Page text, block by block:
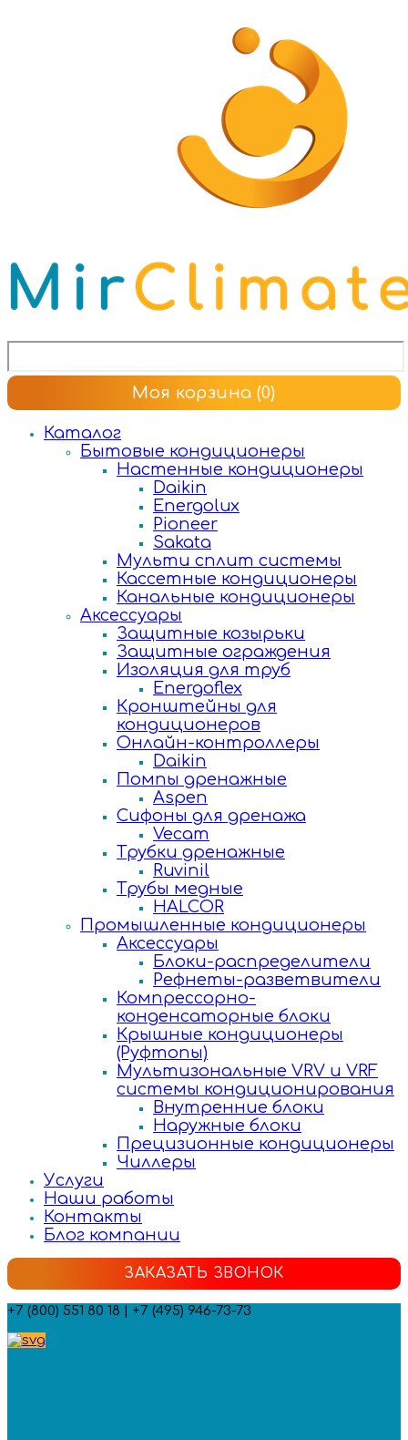
Моя корзина (0)
Каталог
Бытовые кондиционеры
Настенные кондиционеры
Daikin
Energolux
Pioneer
Sakata
Мульти сплит системы
Кассетные кондиционеры
Канальные кондиционеры
Аксессуары
Защитные козырьки
Защитные ограждения
Изоляция для труб
Energoflex
Кронштейны для
кондиционеров
Онлайн-контроллеры
Daikin
Помпы дренажные
Aspen
Сифоны для дренажа
Vecam
Трубки дренажные
Ruvinil
Трубы медные
HALCOR
Промышленные кондиционеры
Аксессуары
Блоки-распределители
Рефнеты-разветвители
Компрессорно-
конденсаторные блоки
Крышные кондиционеры
(Руфтопы)
Мультизональные VRV и VRF
системы кондиционирования
Внутренние блоки
Наружные блоки
Прецизионные кондиционеры
Чиллеры
Услуги
Наши работы
Контакты
Блог компании
ЗАКАЗАТЬ ЗВОНОК
+7 (800) 551 80 18 | +7 (495) 946-73-73